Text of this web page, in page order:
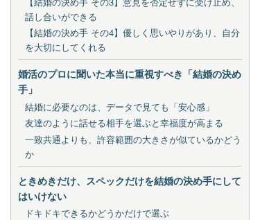
話し合いができる
【結婚の決め手 その4】優しく思いやりがあり、自分
を大切にしてくれる
婚活のプロに聞いた本当に重視すべき「結婚の決め
手」
結婚に必要なのは、データで見ても「安心感」
友達のように話せる相手を選ぶと幸福度が高まる
一致共通よりも、許容範囲の大きさが似ているかどう
か
ときめきだけ、スペックだけを結婚の決め手にして
はいけない
ドキドキできるかどうかだけで選ぶ